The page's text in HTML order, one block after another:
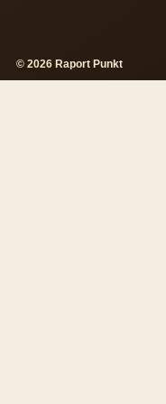
© 2026 Raport Punkt